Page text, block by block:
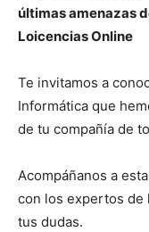
últimas amenazas
Loicencias Online
Te invitamos a
Informática que
de tu compañía de
Acompáñanos a
con los expertos de
tus dudas.